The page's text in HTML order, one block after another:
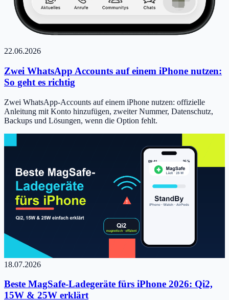
22.06.2026
Zwei WhatsApp Accounts auf einem iPhone nutzen:
So geht es richtig
Zwei WhatsApp-Accounts auf einem iPhone nutzen: offizielle
Anleitung mit Konto hinzufügen, zweiter Nummer, Datenschutz,
Backups und Lösungen, wenn die Option fehlt.
18.07.2026
Beste MagSafe-Ladegeräte fürs iPhone 2026: Qi2,
15W & 25W erklärt